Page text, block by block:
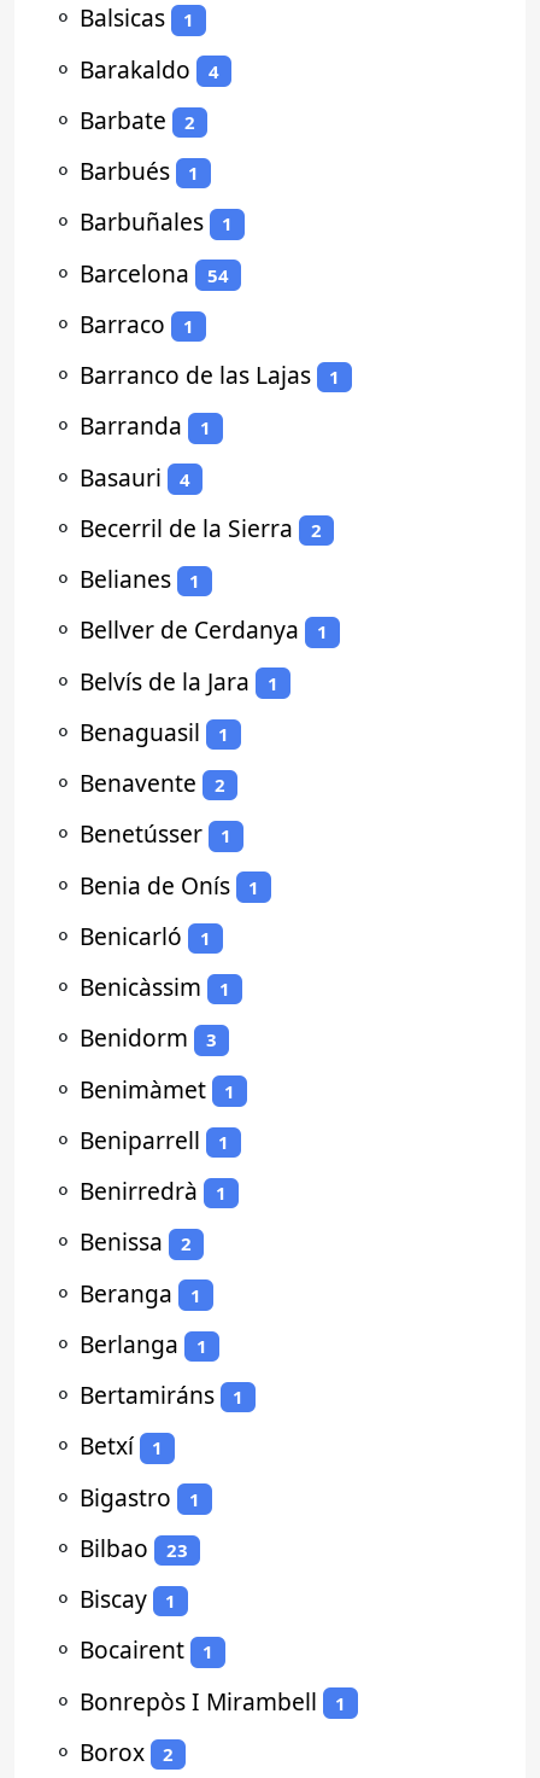
⚬ Balsicas 1
⚬ Barakaldo 4
⚬ Barbate 2
⚬ Barbués 1
⚬ Barbuñales 1
⚬ Barcelona 54
⚬ Barraco 1
⚬ Barranco de las Lajas 1
⚬ Barranda 1
⚬ Basauri 4
⚬ Becerril de la Sierra 2
⚬ Belianes 1
⚬ Bellver de Cerdanya 1
⚬ Belvís de la Jara 1
⚬ Benaguasil 1
⚬ Benavente 2
⚬ Benetússer 1
⚬ Benia de Onís 1
⚬ Benicarló 1
⚬ Benicàssim 1
⚬ Benidorm 3
⚬ Benimàmet 1
⚬ Beniparrell 1
⚬ Benirredrà 1
⚬ Benissa 2
⚬ Beranga 1
⚬ Berlanga 1
⚬ Bertamiráns 1
⚬ Betxí 1
⚬ Bigastro 1
⚬ Bilbao 23
⚬ Biscay 1
⚬ Bocairent 1
⚬ Bonrepòs I Mirambell 1
⚬ Borox 2